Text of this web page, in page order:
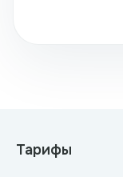
Тарифы